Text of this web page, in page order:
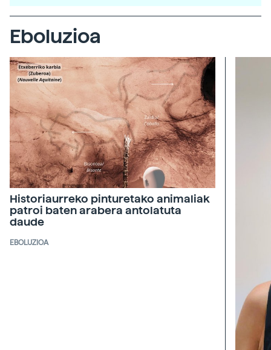
Eboluzioa
Historiaurreko pinturetako animaliak
patroi baten arabera antolatuta
daude
EBOLUZIOA